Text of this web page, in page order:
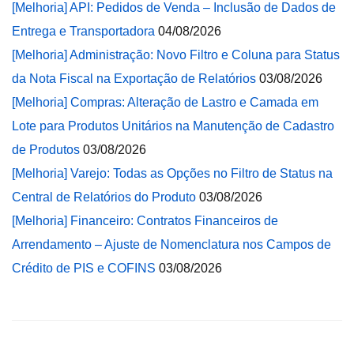
[Melhoria] API: Pedidos de Venda – Inclusão de Dados de
Entrega e Transportadora 04/08/2026
[Melhoria] Administração: Novo Filtro e Coluna para Status
da Nota Fiscal na Exportação de Relatórios 03/08/2026
[Melhoria] Compras: Alteração de Lastro e Camada em
Lote para Produtos Unitários na Manutenção de Cadastro
de Produtos 03/08/2026
[Melhoria] Varejo: Todas as Opções no Filtro de Status na
Central de Relatórios do Produto 03/08/2026
[Melhoria] Financeiro: Contratos Financeiros de
Arrendamento – Ajuste de Nomenclatura nos Campos de
Crédito de PIS e COFINS 03/08/2026